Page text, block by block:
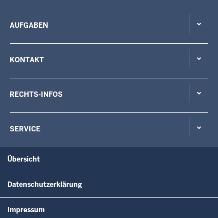
AUFGABEN
KONTAKT
RECHTS-INFOS
SERVICE
Übersicht
Datenschutzerklärung
Impressum